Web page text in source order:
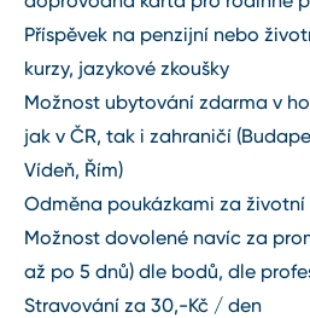
Příspěvek na penzijní nebo
kurzy, jazykové zkoušky
Možnost ubytování zdarma v
jak v ČR, tak i zahraničí
Vídeň, Řím)
Odměna poukázkami za
Možnost dovolené navíc za
až po 5 dnů) dle bodů, dle
Stravování za 30,-Kč / den